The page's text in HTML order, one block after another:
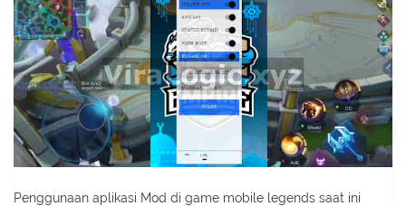
Penggunaan aplikasi Mod di game mobile legends saat ini